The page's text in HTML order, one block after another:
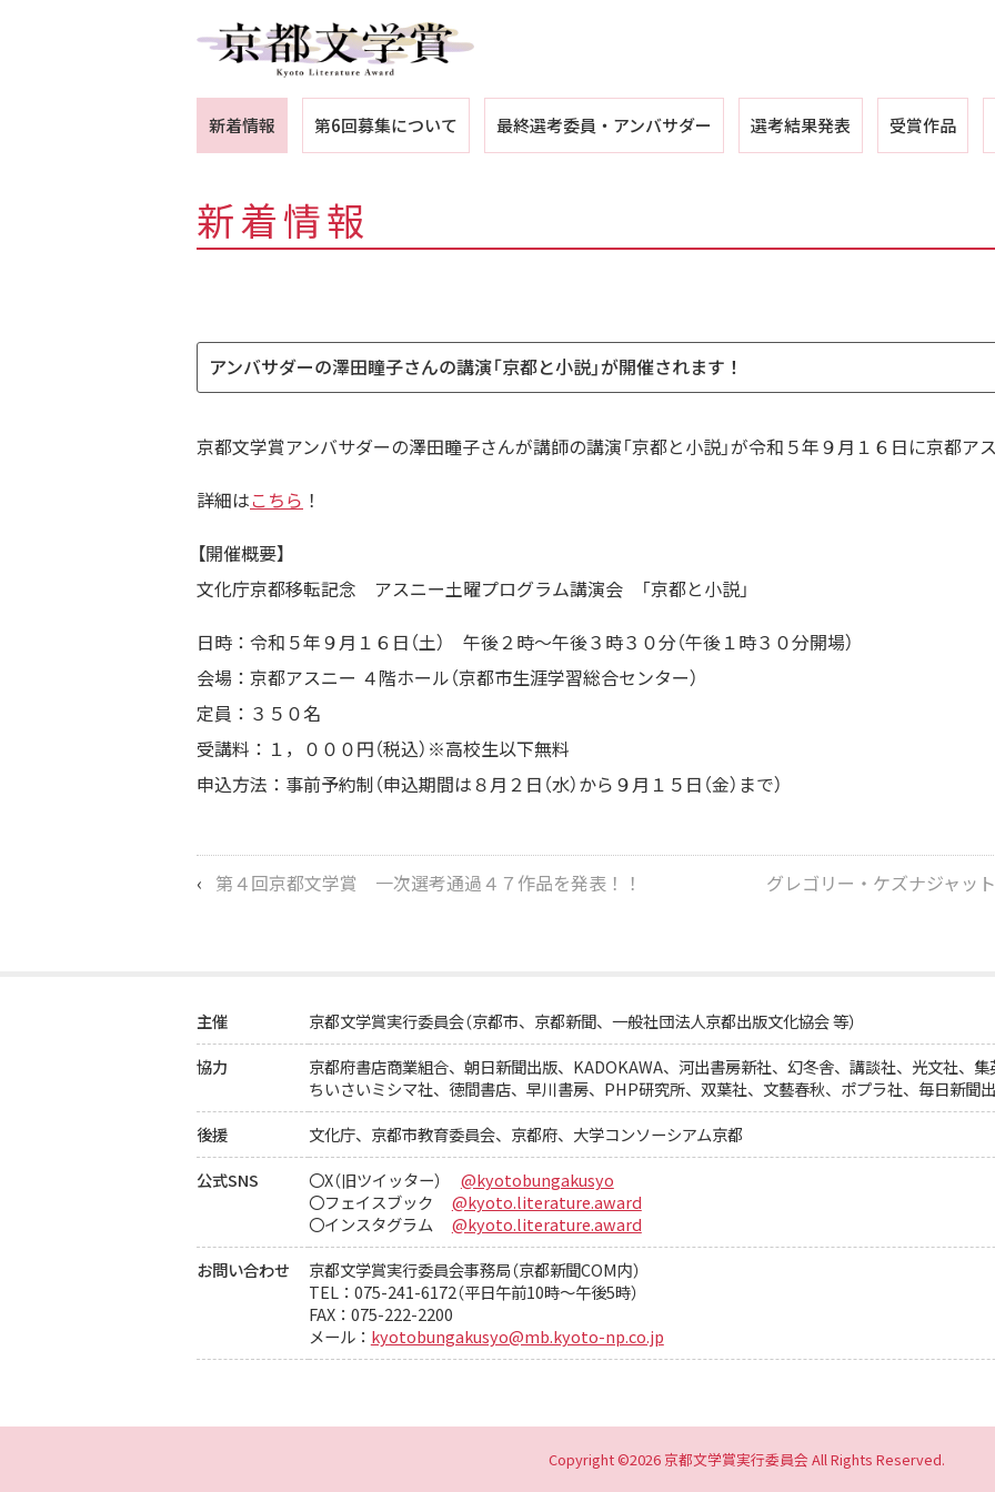
新着情報 第6回募集について 最終選考委員・ アンバサダー 選考結果発表 受賞作品
新着情報
アンバサダーの澤田瞳子さんの講演「京都と小説」が開催されます！
京都文学賞アンバサダーの澤田瞳子さんが講師の講演「京都と小説」が令和５年９月１６日に京都ア
詳細はこちら ！
【開催概要】
文化庁京都移転記念 アスニー土曜プログラム講演会 「京都と小説」
日時：令和５年９月１６日（土） 午後２時～午後３時３０分（午後１時３０分開場）
会場：京都アスニー ４階ホール（京都市生涯学習総合センター）
定員：３５０名
受講料：１，０００円（税込）※高校生以下無料
申込方法：事前予約制（申込期間は８月２日（水）から９月１５日（金）まで）
‹ 第４回京都文学賞 一次選考通過４７作品を発表！！
主催
京都文学賞実行委員会（京都市、京都新聞、一般社団法人京都出版文化協会 等）
協力
京都府書店商業組合、 朝日新聞出版、KADOKAWA、河出書房新社、幻冬舎、講談社、光文社、集
ちいさいミシマ社、徳間書店、早川書房、PHP研究所、双葉社、文藝春秋、ポプラ社、毎日新聞
後援
文化庁、京都市教育委員会、京都府、大学コンソーシアム京都
公式SNS
〇X（旧ツイッター）
@kyotobungakusyo
〇フェイスブック
@kyoto.literature.award
〇インスタグラム
@kyoto.literature.award
お問い合わせ
京都文学賞実行委員会事務局（京都新聞COM内）
TEL：075-241-6172（平日午前10時～午後5時）
FAX：075-222-2200
メール： kyotobungakusyo@mb.kyoto-np.co.jp
Copyright©2026 京都文学賞実行委員会 All Rights Reserved.